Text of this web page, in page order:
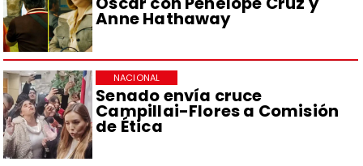
Anne Hathaway
Senado envía cruce
Campillai-Flores a Comisión
de Ética
NACIONAL